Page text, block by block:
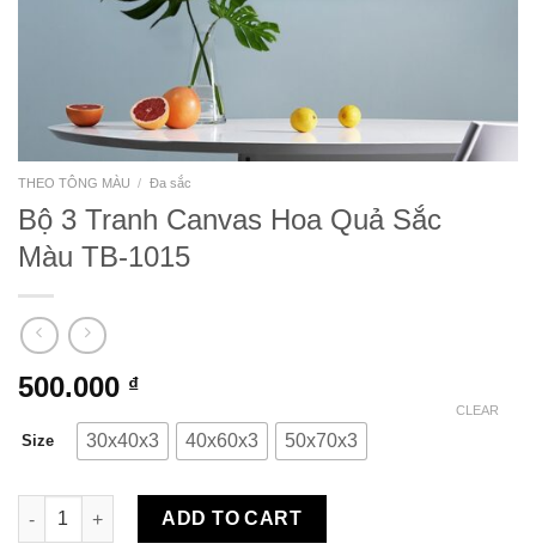
THEO TÔNG MÀU / Đa sắc
Bộ 3 Tranh Canvas Hoa Quả Sắc
Màu TB-1015
500.000 ₫
Size 30x40x3 40x60x3 50x70x3
CLEAR
Bộ 3 Tranh Canvas Hoa Quả Sắc Màu TB-1015 quantity
ADD TO CART